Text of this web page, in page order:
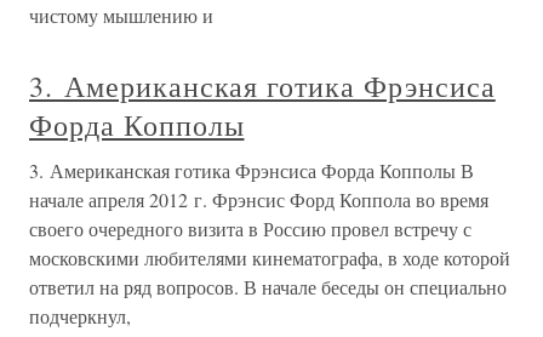
чистому мышлению и
3. Американская готика Фрэнсиса
Форда Копполы
3. Американская готика Фрэнсиса Форда Копполы В
начале апреля 2012 г. Фрэнсис Форд Коппола во время
своего очередного визита в Россию провел встречу с
московскими любителями кинематографа, в ходе которой
ответил на ряд вопросов. В начале беседы он специально
подчеркнул,